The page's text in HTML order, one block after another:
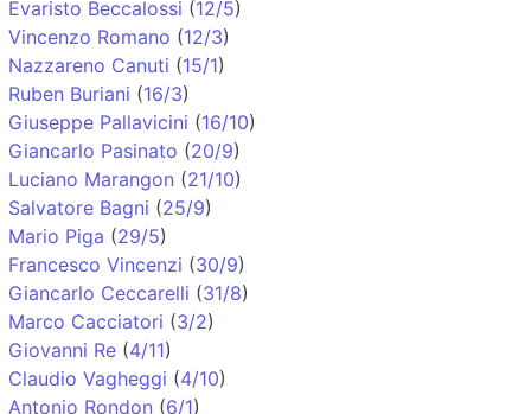
Evaristo Beccalossi (12/5)
Vincenzo Romano (12/3)
Nazzareno Canuti (15/1)
Ruben Buriani (16/3)
Giuseppe Pallavicini (16/10)
Giancarlo Pasinato (20/9)
Luciano Marangon (21/10)
Salvatore Bagni (25/9)
Mario Piga (29/5)
Francesco Vincenzi (30/9)
Giancarlo Ceccarelli (31/8)
Marco Cacciatori (3/2)
Giovanni Re (4/11)
Claudio Vagheggi (4/10)
Antonio Rondon (6/1)